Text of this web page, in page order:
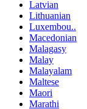
Latvian
Lithuanian
Luxembou..
Macedonian
Malagasy
Malay
Malayalam
Maltese
Maori
Marathi